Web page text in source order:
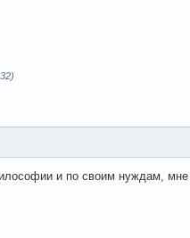
и по своим нуждам,